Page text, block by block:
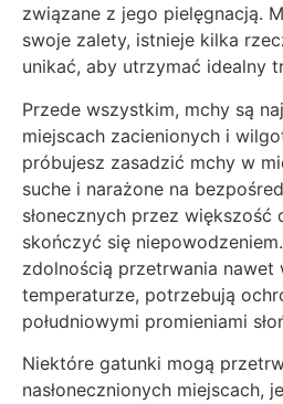
związane z jego pielęgnacją.
swoje zalety, istnieje kilka
unikać, aby utrzymać idealny
Przede wszystkim, mchy są
miejscach zacienionych i
próbujesz zasadzić mchy w
suche i narażone na
słonecznych przez większość
skończyć się
zdolnością przetrwania nawet
temperaturze, potrzebują
południowymi promieniami
Niektóre gatunki mogą
nasłonecznionych miejscach,